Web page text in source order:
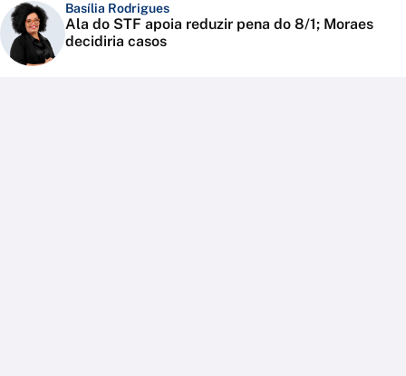
Basília Rodrigues
Ala do STF apoia reduzir pena do 8/1; Moraes
decidiria casos